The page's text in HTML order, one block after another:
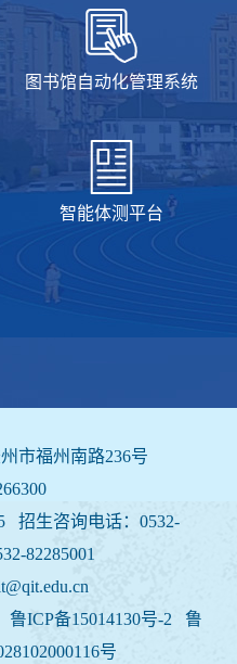
图书馆自动化管理系统
智能体测平台
市福州南路236号
招生咨询电话： 0532-
82285001
ICP备15014130号-2
鲁
号